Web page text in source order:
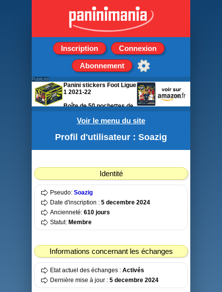
Inscription Connexion
Abonnement
Voir le menu du site
Profil d'utilisateur : Soazig
Identité
Pseudo: Soazig
Date d'inscription : 5 decembre 2024
Ancienneté: 610 jours
Statut: Membre
Informations concernant les échanges
Etat actuel des échanges : Activés
Dernière mise à jour : 5 decembre 2024
Publicité
Panini stickers Foot Ligue
1 2021-22
Boîte de 50 pochettes de
5 stickers